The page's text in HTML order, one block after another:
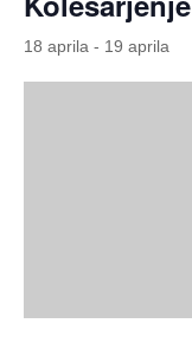
18 aprila - 19 aprila